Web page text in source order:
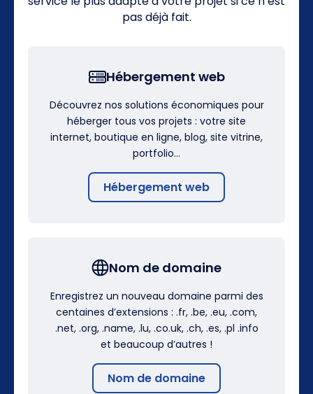
pas déjà fait.
Hébergement web
Découvrez nos solutions économiques pour
héberger tous vos projets : votre site
internet, boutique en ligne, blog, site vitrine,
portfolio…
Hébergement web
Nom de domaine
Enregistrez un nouveau domaine parmi des
centaines d’extensions : .fr, .be, .eu, .com,
.net, .org, .name, .lu, .co.uk, .ch, .es, .pl .info
et beaucoup d’autres !
Nom de domaine